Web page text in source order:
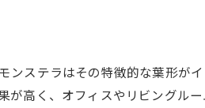
と鉢の絶妙な組み合わせ
植物の魅力を最大限に引き出す
ステラはその特徴的な葉形が
高く、オフィスやリビングル